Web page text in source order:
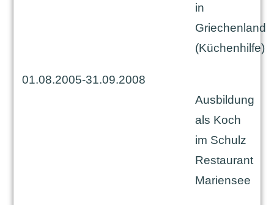
in
Griechenland
(Küchenhilfe)
01.08.2005-31.09.2008
Ausbildung
als Koch
im Schulz
Restaurant
Mariensee